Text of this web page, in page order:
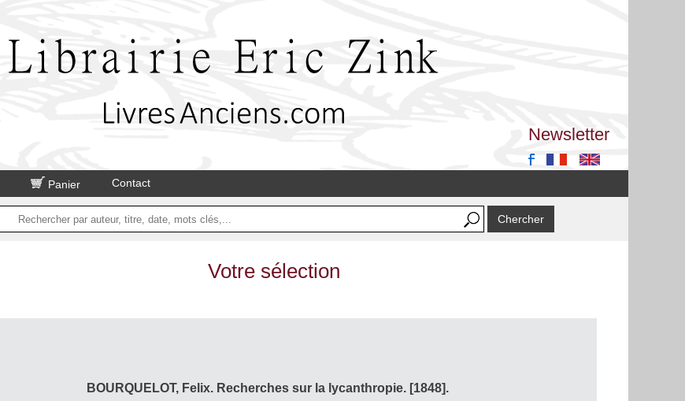
Newsletter
Panier Contact
Votre sélection
BOURQUELOT, Felix. Recherches sur la lycanthropie. [1848].